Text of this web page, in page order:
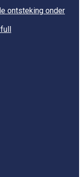
ontsteking onder